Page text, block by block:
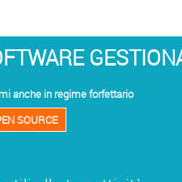
anche in regime forfettario
SOURCE